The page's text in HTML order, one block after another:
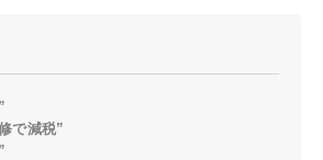
で減税”